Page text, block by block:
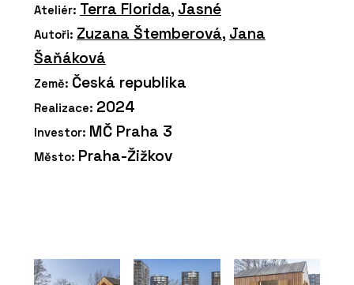
Ateliér: Terra Florida, Jasné
Autoři: Zuzana Štemberová, Jana
Šaňáková
Země: Česká republika
Realizace: 2024
Investor: MČ Praha 3
Město: Praha-Žižkov